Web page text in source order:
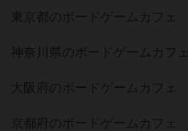
東京都のボードゲームカフェ
神奈川県のボードゲームカフェ
大阪府のボードゲームカフェ
京都府のボードゲームカフェ